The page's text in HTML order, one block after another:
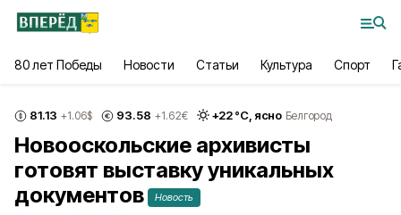
80 лет Победы Новости Статьи Культура Спорт
81.13 +1.06$ 93.58 +1.62€ +22°С, ясно Белгород
Новооскольские архивисты
готовят выставку уникальных
документов
Новость